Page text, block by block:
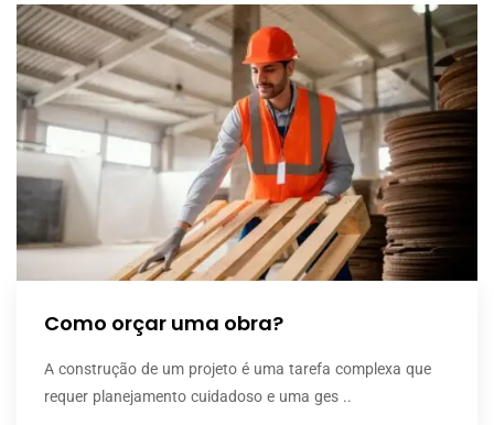
Como orçar uma obra?
A construção de um projeto é uma tarefa complexa que
requer planejamento cuidadoso e uma ges ..